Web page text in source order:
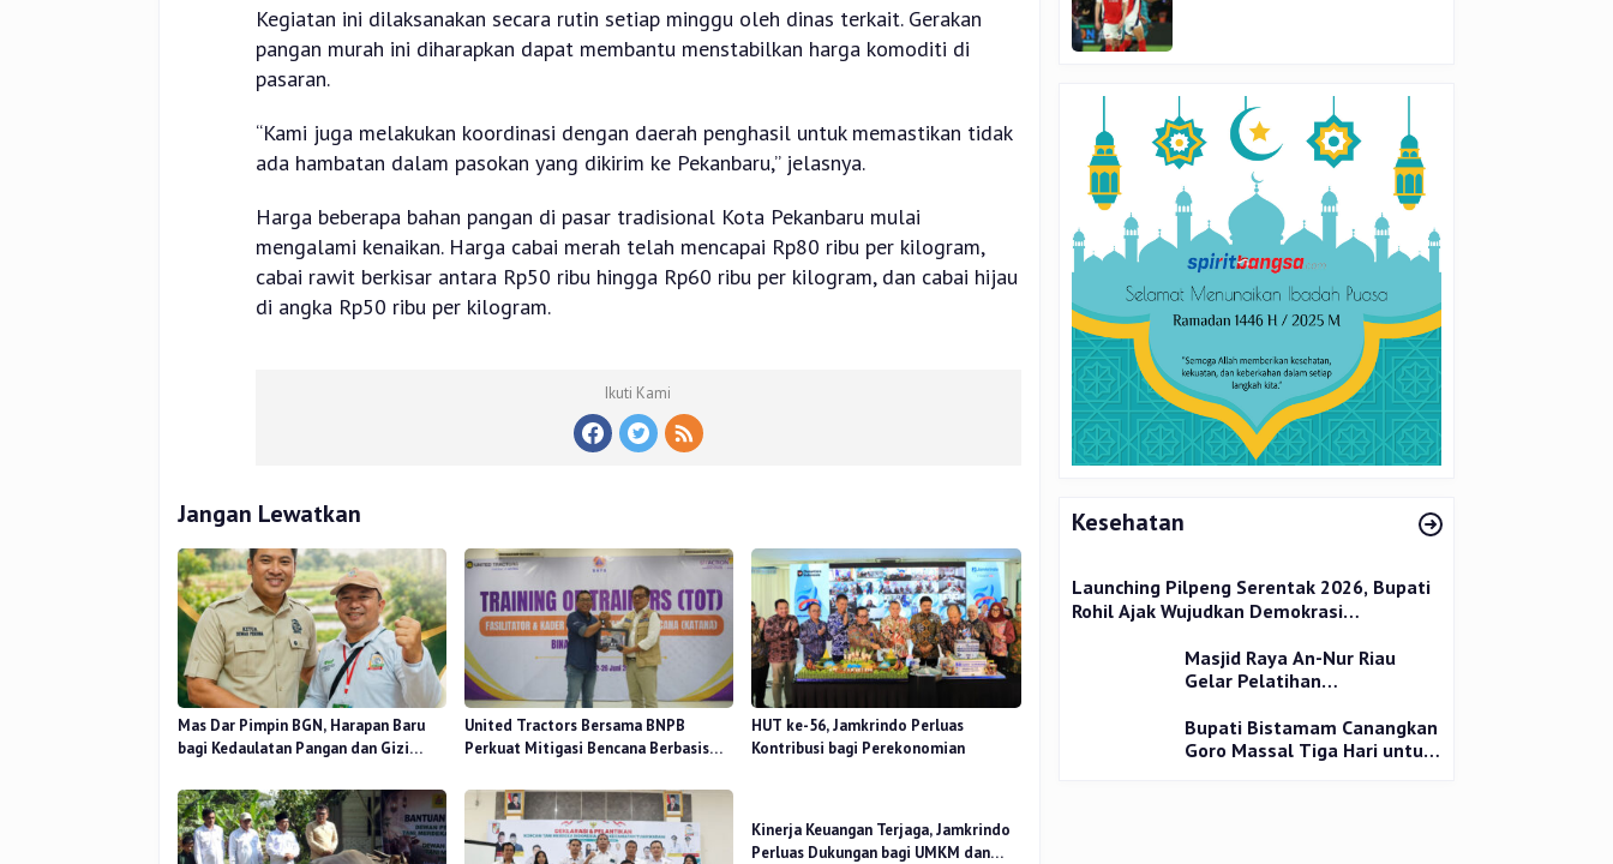
Kegiatan ini dilaksanakan secara rutin setiap minggu oleh dinas terkait. Gerakan
pangan murah ini diharapkan dapat membantu menstabilkan harga komoditi di
pasaran.
“Kami juga melakukan koordinasi dengan daerah penghasil untuk memastikan tidak
ada hambatan dalam pasokan yang dikirim ke Pekanbaru,” jelasnya.
Harga beberapa bahan pangan di pasar tradisional Kota Pekanbaru mulai
mengalami kenaikan. Harga cabai merah telah mencapai Rp80 ribu per kilogram,
cabai rawit berkisar antara Rp50 ribu hingga Rp60 ribu per kilogram, dan cabai hijau
di angka Rp50 ribu per kilogram.
Ikuti Kami
Jangan Lewatkan
Mas Dar Pimpin BGN, Harapan Baru
bagi Kedaulatan Pangan dan Gizi
United Tractors Bersama BNPB
Perkuat Mitigasi Bencana Berbasis
HUT ke-56, Jamkrindo Perluas
Kontribusi bagi Perekonomian
Kinerja Keuangan Terjaga, Jamkrindo
Perluas Dukungan bagi UMKM dan
Kesehatan
Launching Pilpeng Serentak 2026, Bupati
Rohil Ajak Wujudkan Demokrasi
Masjid Raya An-Nur Riau
Gelar Pelatihan
Langsung Praktik dan Gratis
Bupati Bistamam Canangkan
Goro Massal Tiga Hari untuk